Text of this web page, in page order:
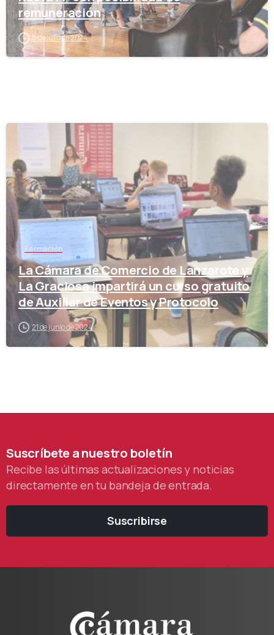
remuneración
8 de julio de 2024
Formación
La Cámara de Comercio de Lanzarote y
La Graciosa impartirá un curso gratuito
de Auxiliar de Eventos y Protocolo
21 de junio de 2024
Suscríbeteanuestro boletín
Recibe las últimas actualizaciones y noticias
directamente en tu bandeja de entrada.
Suscribirse